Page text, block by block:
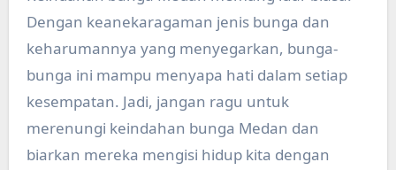
Dengan keanekaragaman jenis bunga dan
keharumannya yang menyegarkan, bunga-
bunga ini mampu menyapa hati dalam setiap
kesempatan. Jadi, jangan ragu untuk
merenungi keindahan bunga Medan dan
biarkan mereka mengisi hidup kita dengan